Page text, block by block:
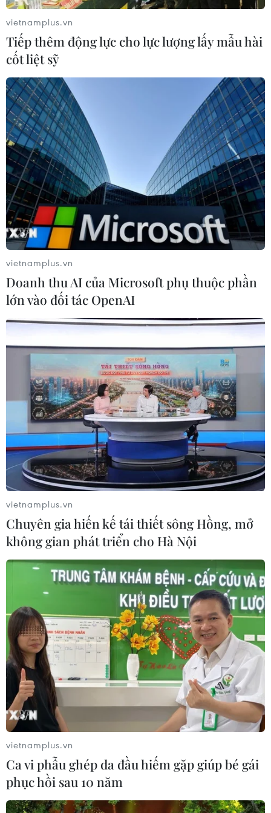
do nắng nóng kỷ lục
05/08/2026 06:31
Động đất mạnh làm rung chuyển miền Nam
Philippines
05/08/2026 05:29
Điểm hẹn ngắm băng trôi và cá voi ở Canada
05/08/2026 01:08
Mưa lũ, sạt lở tại Sri Lanka khiến 5 người thiệt
mạng
04/08/2026 23:09
Mỹ trục xuất gần 1,5 triệu người nhập cư trái phép
trong 12 tháng
04/08/2026 22:43
vietnamplus.vn
Tiếp thêm động lực cho lực lượng lấy mẫu hài
cốt liệt sỹ
vietnamplus.vn
Doanh thu AI của Microsoft phụ thuộc phần
lớn vào đối tác OpenAI
vietnamplus.vn
Chuyên gia hiến kế tái thiết sông Hồng, mở
không gian phát triển cho Hà Nội
vietnamplus.vn
Ca vi phẫu ghép da đầu hiếm gặp giúp bé gái
phục hồi sau 10 năm